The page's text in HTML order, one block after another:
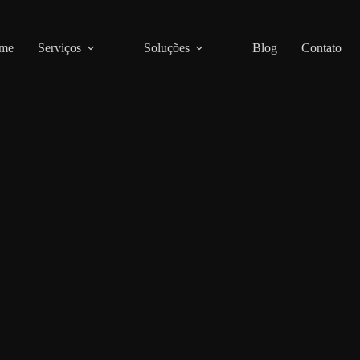
Serviços Soluções Blog Contato